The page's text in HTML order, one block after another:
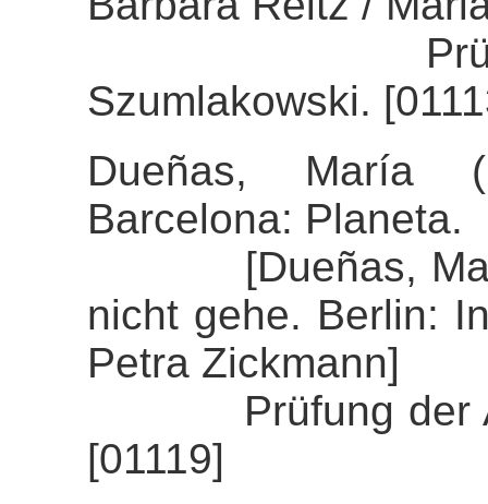
Prüfung
Szumlakowski.
Dueñas, María
Barcelona: Planeta.
[Dueñas, María
nicht gehe. Berlin:
Petra Zickmann]
Prüfung der
[01119]